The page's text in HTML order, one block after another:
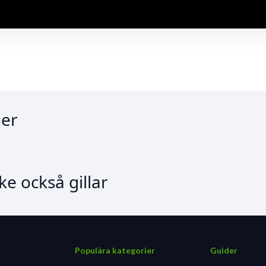
också gillar
Populära kategorier Guider